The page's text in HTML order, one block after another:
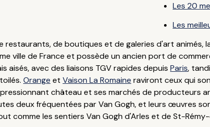
Les 20
Les
restaurants, de boutiques et de galeries d'art animés,
ville de France et possède un ancien port de
aisés, avec des liaisons TGV rapides depuis Paris,
Orange et Vaison La Romaine raviront ceux qui
château et ses marchés de producteurs
deux fréquentées par Van Gogh, et leurs œuvres
comme les sentiers Van Gogh d'Arles et de St-